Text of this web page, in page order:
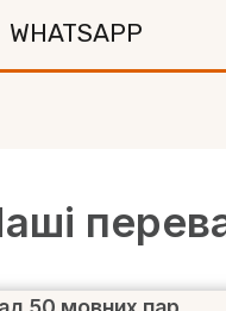
WHATSAPP